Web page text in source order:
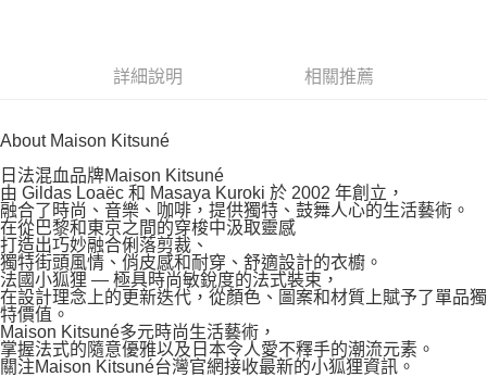
每筆NT$100，滿NT$3,000(含以上)免運費
詳細說明 相關推薦
About Maison Kitsuné
日法混血品牌Maison Kitsuné
由 Gildas Loaëc 和 Masaya Kuroki 於 2002 年創立，
融合了時尚、音樂、咖啡，提供獨特、鼓舞人心的生活藝術。
在從巴黎和東京之間的穿梭中汲取靈感
打造出巧妙融合俐落剪裁、
獨特街頭風情、俏皮感和耐穿、舒適設計的衣櫥。
法國小狐狸 — 極具時尚敏銳度的法式裝束，
在設計理念上的更新迭代，從顏色、圖案和材質上賦予了單品獨
特價值。
Maison Kitsuné多元時尚生活藝術，
掌握法式的隨意優雅以及日本令人愛不釋手的潮流元素。
關注Maison Kitsuné台灣官網接收最新的小狐狸資訊。